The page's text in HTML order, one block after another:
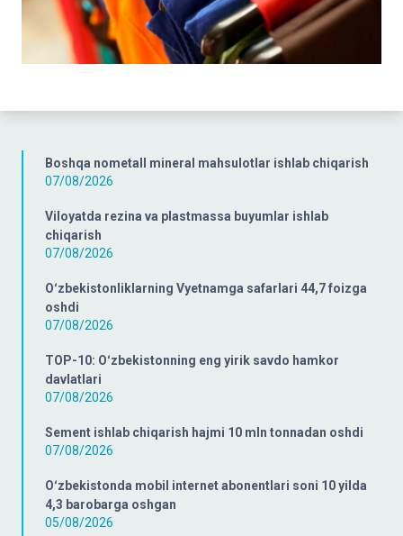
Boshqa nometall mineral mahsulotlar ishlab chiqarish
07/08/2026
Viloyatda rezina va plastmassa buyumlar ishlab
chiqarish
07/08/2026
Oʻzbekistonliklarning Vyetnamga safarlari 44,7 foizga
oshdi
07/08/2026
TOP-10: Oʻzbekistonning eng yirik savdo hamkor
davlatlari
07/08/2026
Sement ishlab chiqarish hajmi 10 mln tonnadan oshdi
07/08/2026
Oʻzbekistonda mobil internet abonentlari soni 10 yilda
4,3 barobarga oshgan
05/08/2026